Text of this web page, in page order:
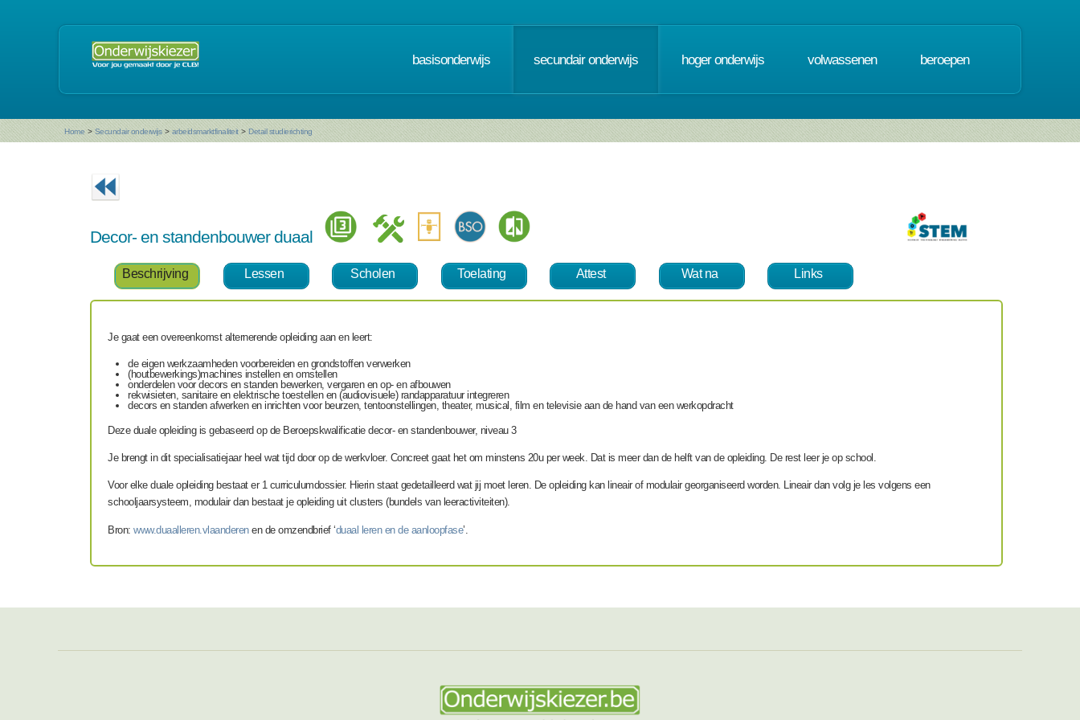
basisonderwijs secundair onderwijs hoger onderwijs volwassenen beroepen
Home > Secundair onderwijs > arbeidsmarktfinaliteit > Detail studierichting
Decor- en standenbouwer duaal
Beschrijving Lessen Scholen Toelating Attest Wat na Links
Je gaat een overeenkomst alternerende opleiding aan en leert:
de eigen werkzaamheden voorbereiden en grondstoffen verwerken
(houtbewerkings)machines instellen en omstellen
onderdelen voor decors en standen bewerken, vergaren en op- en afbouwen
rekwisieten, sanitaire en elektrische toestellen en (audiovisuele) randapparatuur integreren
decors en standen afwerken en inrichten voor beurzen, tentoonstellingen, theater, musical, film en televisie aan de hand van een werkopdracht
Deze duale opleiding is gebaseerd op de Beroepskwalificatie decor- en standenbouwer, niveau 3
Je brengt in dit specialisatiejaar heel wat tijd door op de werkvloer. Concreet gaat het om minstens 20u per week. Dat is meer dan de helft van de opleiding. De rest leer je op school.
Voor elke duale opleiding bestaat er 1 curriculumdossier. Hierin staat gedetailleerd wat jij moet leren. De opleiding kan lineair of modulair georganiseerd worden. Lineair dan volg je les volgens een
schooljaarsysteem, modulair dan bestaat je opleiding uit clusters (bundels van leeractiviteiten).
Bron: www.duaalleren.vlaanderenen de omzendbrief ‘duaal leren en de aanloopfase’.